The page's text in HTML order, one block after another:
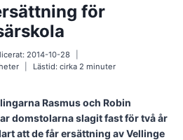
för
2014-10-28
Lästid: cirka2minuter
Rasmus och Robin
domstolarna slagit fast för två år
att de får ersättning av Vellinge